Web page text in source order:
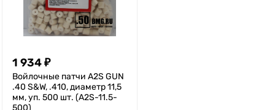
1 934₽
Войлочные патчи A2S GUN
.40 S&W, .410, диаметр 11,5
мм, уп. 500 шт. (A2S-11.5-
500)